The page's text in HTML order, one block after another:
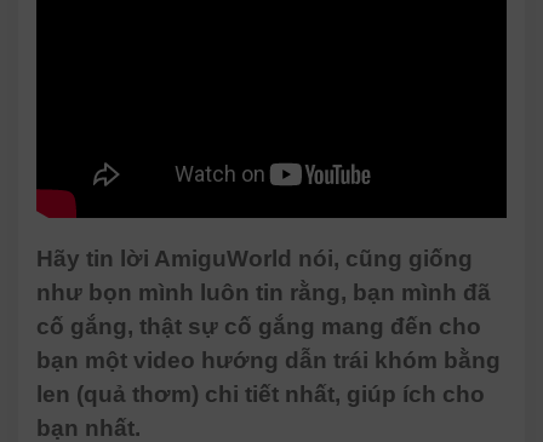
Hãy tin lời AmiguWorld nói, cũng giống
như bọn mình luôn tin rằng, bạn mình đã
cố gắng, thật sự cố gắng mang đến cho
bạn một video hướng dẫn trái khóm bằng
len (quả thơm) chi tiết nhất, giúp ích cho
bạn nhất.